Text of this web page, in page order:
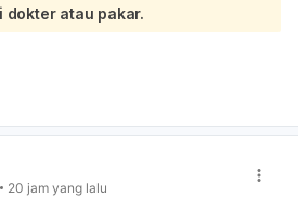
dan mendapat obat yang tepat.
keluhan terus berlanjut.
dokter atau pakar.
20 jam yang lalu